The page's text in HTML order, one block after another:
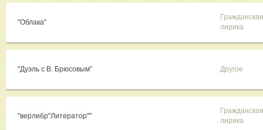
"Облака"
Гражданская
лирика
"Дуэль с В. Брюсовым" Другое
"верлибр"Литератор""
Гражданская
лирика